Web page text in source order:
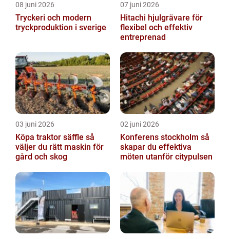
08 juni 2026
Tryckeri och modern
tryckproduktion i sverige
07 juni 2026
Hitachi hjulgrävare för
flexibel och effektiv
entreprenad
03 juni 2026
Köpa traktor säffle så
väljer du rätt maskin för
gård och skog
02 juni 2026
Konferens stockholm så
skapar du effektiva
möten utanför citypulsen